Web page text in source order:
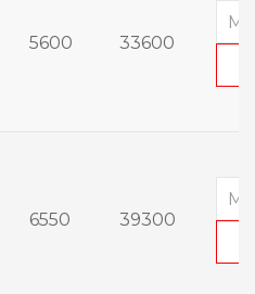
5600 33600
6550 39300